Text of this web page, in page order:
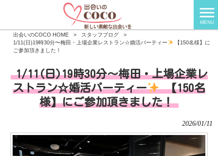
MENU
出会いのCOCO HOME > スタッフブログ
>
1/11(日)19時30分〜梅田・上場企業レストラン☆婚活パーティー
【150名様】に
ご参加頂きました！
1/11(日)19時30分〜梅田・上場企業レ
ストラン☆婚活パーティー
【150名
様】にご参加頂きました！
2026/01/11